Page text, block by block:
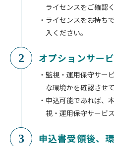
ライセンスをご確認
ライセンスをお持ち
入ください。
2 オプションサー
監視・運用保守サー
な環境かを確認させ
申込可能であれば、
視・運用保守サービ
3 申込書受領後、